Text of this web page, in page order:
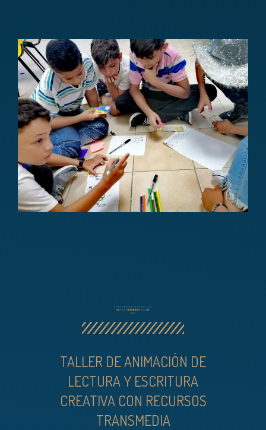
TALLER DE ANIMACIÓN DE
LECTURA Y ESCRITURA
CREATIVA CON RECURSOS
TRANSMEDIA